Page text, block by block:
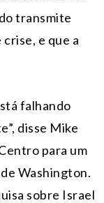
transmite
e que a
falhando
disse Mike
para um
Washington.
sobre Israel